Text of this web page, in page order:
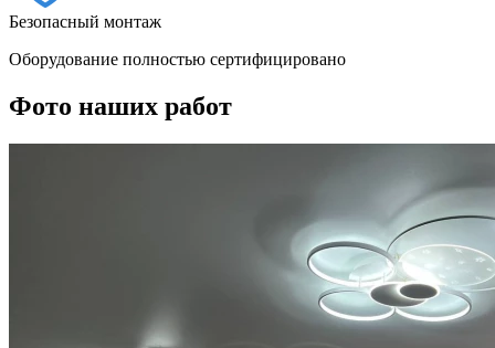
Безопасный монтаж
Оборудование полностью сертифицировано
Фото наших работ